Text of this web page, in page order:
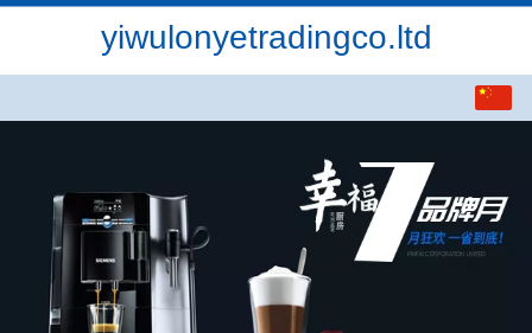
yiwulonyetradingco.ltd